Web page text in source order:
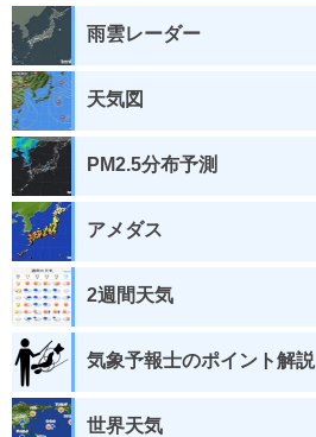
雨雲レーダー
天気図
PM2.5分布予測
アメダス
2週間天気
気象予報士のポイント解説
世界天気